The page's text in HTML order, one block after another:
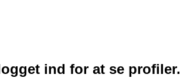
ind for at se profiler.